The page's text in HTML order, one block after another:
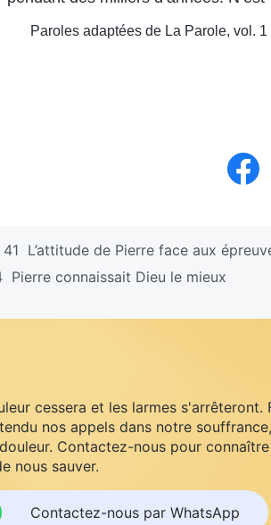
Paroles adaptées de La Parole, vol.
41 L’attitude de Pierre face aux
Pierre connaissait Dieu le mieux
cessera et les larmes s'arrêteront.
nos appels dans notre
Contactez-nous pour
nous sauver.
Contactez-nous par WhatsApp